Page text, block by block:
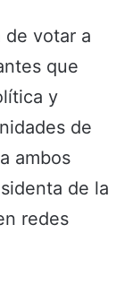
de votar a
que
y
de
ambos
de la
redes